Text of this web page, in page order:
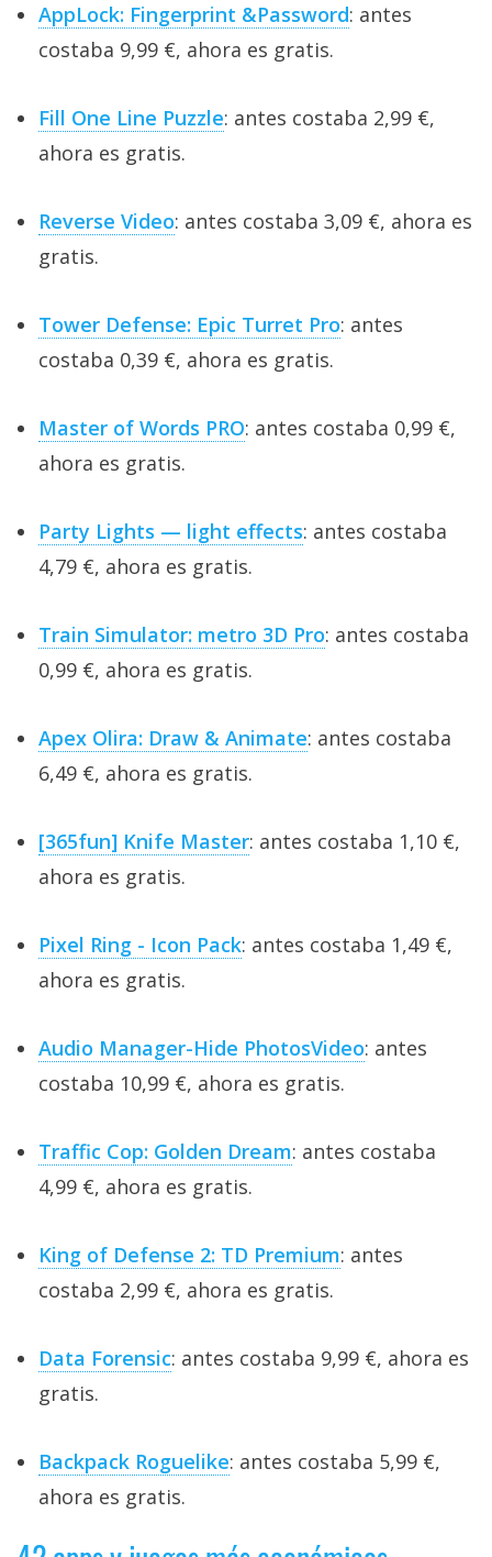
AppLock: Fingerprint &Password: antes
costaba 9,99 €, ahora es gratis.
Fill One Line Puzzle: antes costaba 2,99 €,
ahora es gratis.
Reverse Video: antes costaba 3,09 €, ahora es
gratis.
Tower Defense: Epic Turret Pro: antes
costaba 0,39 €, ahora es gratis.
Master of Words PRO: antes costaba 0,99 €,
ahora es gratis.
Party Lights — light effects: antes costaba
4,79 €, ahora es gratis.
Train Simulator: metro 3D Pro: antes costaba
0,99 €, ahora es gratis.
Apex Olira: Draw & Animate: antes costaba
6,49 €, ahora es gratis.
[365fun] Knife Master: antes costaba 1,10 €,
ahora es gratis.
Pixel Ring - Icon Pack: antes costaba 1,49 €,
ahora es gratis.
Audio Manager-Hide PhotosVideo: antes
costaba 10,99 €, ahora es gratis.
Traffic Cop: Golden Dream: antes costaba
4,99 €, ahora es gratis.
King of Defense 2: TD Premium: antes
costaba 2,99 €, ahora es gratis.
Data Forensic: antes costaba 9,99 €, ahora es
gratis.
Backpack Roguelike: antes costaba 5,99 €,
ahora es gratis.